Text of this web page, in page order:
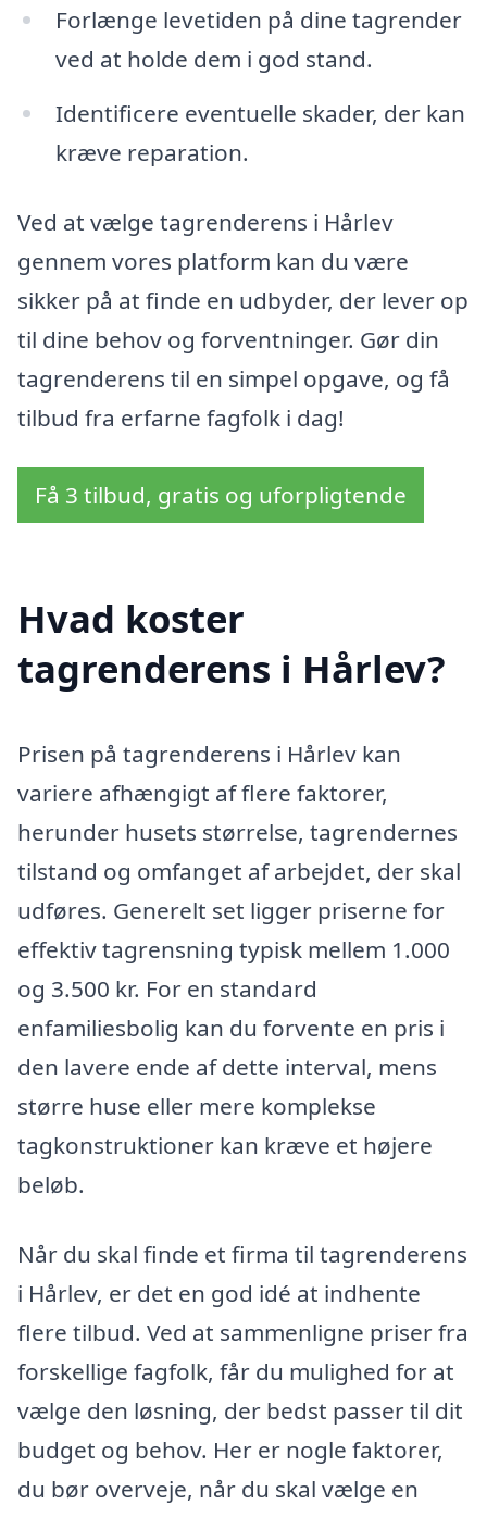
Forlænge levetiden på dine tagrender
ved at holde dem i god stand.
Identificere eventuelle skader, der kan
kræve reparation.
Ved at vælge tagrenderens i Hårlev
gennem vores platform kan du være
sikker på at finde en udbyder, der lever op
til dine behov og forventninger. Gør din
tagrenderens til en simpel opgave, og få
tilbud fra erfarne fagfolk i dag!
Få 3 tilbud, gratis og uforpligtende
Hvad koster
tagrenderens i Hårlev?
Prisen på tagrenderens i Hårlev kan
variere afhængigt af flere faktorer,
herunder husets størrelse, tagrendernes
tilstand og omfanget af arbejdet, der skal
udføres. Generelt set ligger priserne for
effektiv tagrensning typisk mellem 1.000
og 3.500 kr. For en standard
enfamiliesbolig kan du forvente en pris i
den lavere ende af dette interval, mens
større huse eller mere komplekse
tagkonstruktioner kan kræve et højere
beløb.
Når du skal finde et firma til tagrenderens
i Hårlev, er det en god idé at indhente
flere tilbud. Ved at sammenligne priser fra
forskellige fagfolk, får du mulighed for at
vælge den løsning, der bedst passer til dit
budget og behov. Her er nogle faktorer,
du bør overveje, når du skal vælge en